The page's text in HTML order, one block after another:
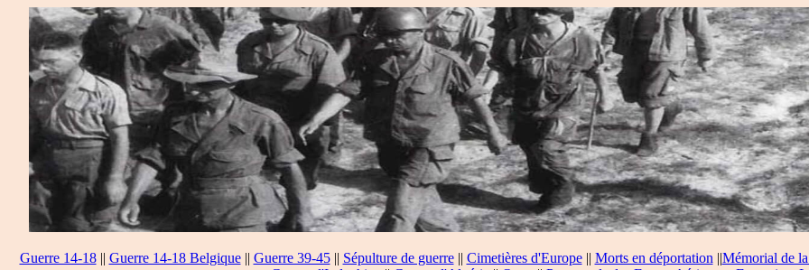
Guerre 14-18|| Guerre 14-18 Belgique|| Guerre 39-45|| Sépulture de guerre|| Cimetières d'Europe|| Morts en déportation ||Mémorial de